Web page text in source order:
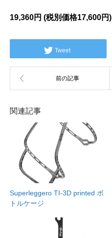
19,360円 (税別価格17,600円)
Tweet
関連記事
Superleggero TI-3D printed ボ
トルケージ